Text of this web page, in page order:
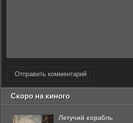
Отправить комментарий
Скоро на киного
Летучий корабль